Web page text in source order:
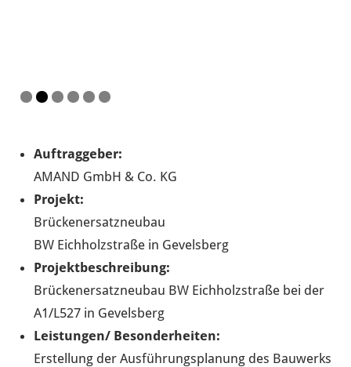
Auftraggeber:
AMAND GmbH & Co. KG
Projekt:
Brückenersatzneubau
BW Eichholzstraße in Gevelsberg
Projektbeschreibung:
Brückenersatzneubau BW Eichholzstraße bei der
A1/L527 in Gevelsberg
Leistungen/ Besonderheiten:
Erstellung der Ausführungsplanung des Bauwerks